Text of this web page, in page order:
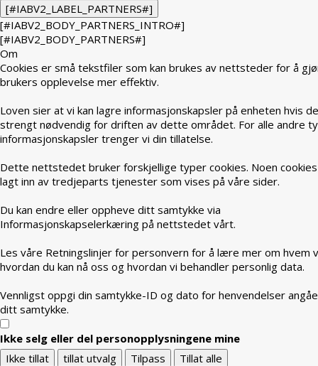
[#IABV2_LABEL_PARTNERS#]
[#IABV2_BODY_PARTNERS_INTRO#]
[#IABV2_BODY_PARTNERS#]
Om
Cookies er små tekstfiler som kan brukes av nettsteder for å
brukers opplevelse mer effektiv.
Loven sier at vi kan lagre informasjonskapsler på enheten hvis
strengt nødvendig for driften av dette området. For alle andre
informasjonskapsler trenger vi din tillatelse.
Dette nettstedet bruker forskjellige typer cookies. Noen
lagt inn av tredjeparts tjenester som vises på våre sider.
Du kan endre eller oppheve ditt samtykke via
Informasjonskapselerkæring på nettstedet vårt.
Les våre Retningslinjer for personvern for å lære mer om hvem
hvordan du kan nå oss og hvordan vi behandler personlig data.
Vennligst oppgi din samtykke-ID og dato for henvendelser
ditt samtykke.
Ikke selg eller del personopplysningene mine
Ikke tillat
tillat utvalg Tilpass Tillat alle